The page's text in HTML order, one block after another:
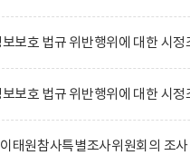
보호 법규 위반행위에 대한 시
보호 법규 위반행위에 대한 시
태원참사특별조사위원회의 조